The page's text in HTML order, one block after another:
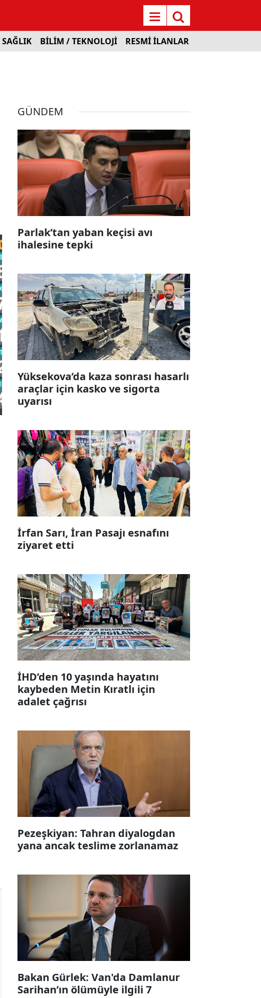
SAĞLIK BİLİM / TEKNOLOJİ RESMİ İLANLAR
GÜNDEM
Parlak’tan yaban keçisi avı
ihalesine tepki
Yüksekova’da kaza sonrası hasarlı
araçlar için kasko ve sigorta
uyarısı
İrfan Sarı, İran Pasajı esnafını
ziyaret etti
İHD’den 10 yaşında hayatını
kaybeden Metin Kıratlı için
adalet çağrısı
Pezeşkiyan: Tahran diyalogdan
yana ancak teslime zorlanamaz
Bakan Gürlek: Van'da Damlanur
Sarihan’ın ölümüyle ilgili 7